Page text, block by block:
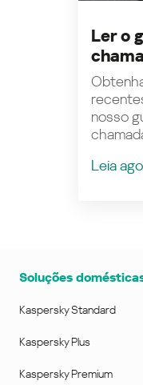
Ler o
nosso
Leia
Soluções
Kaspersky Standard
Kaspersky Plus
Kaspersky Premium